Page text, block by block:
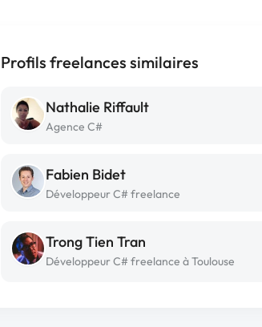
Profils freelances similaires
Nathalie Riffault
Agence C#
Fabien Bidet
Développeur C# freelance
Trong Tien Tran
Développeur C# freelance à Toulouse